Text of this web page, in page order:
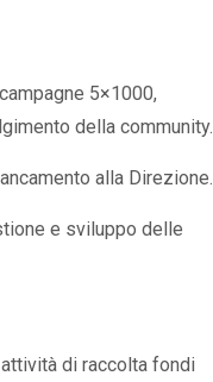
5×1000,
della community.
alla Direzione.
e sviluppo delle
di raccolta fondi